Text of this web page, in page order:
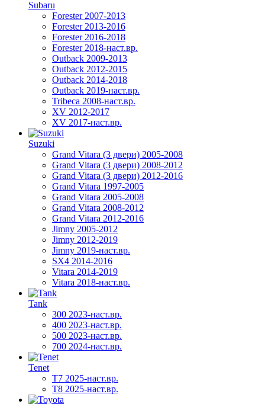
Subaru
Forester 2007-2013
Forester 2013-2016
Forester 2016-2018
Forester 2018-наст.вр.
Outback 2009-2013
Outback 2012-2015
Outback 2014-2018
Outback 2019-наст.вр.
Tribeca 2008-наст.вр.
XV 2012-2017
XV 2017-наст.вр.
Suzuki
Grand Vitara (3 двери) 2005-2008
Grand Vitara (3 двери) 2008-2012
Grand Vitara (3 двери) 2012-2016
Grand Vitara 1997-2005
Grand Vitara 2005-2008
Grand Vitara 2008-2012
Grand Vitara 2012-2016
Jimny 2005-2012
Jimny 2012-2019
Jimny 2019-наст.вр.
SX4 2014-2016
Vitara 2014-2019
Vitara 2018-наст.вр.
Tank
300 2023-наст.вр.
400 2023-наст.вр.
500 2023-наст.вр.
700 2024-наст.вр.
Tenet
T7 2025-наст.вр.
T8 2025-наст.вр.